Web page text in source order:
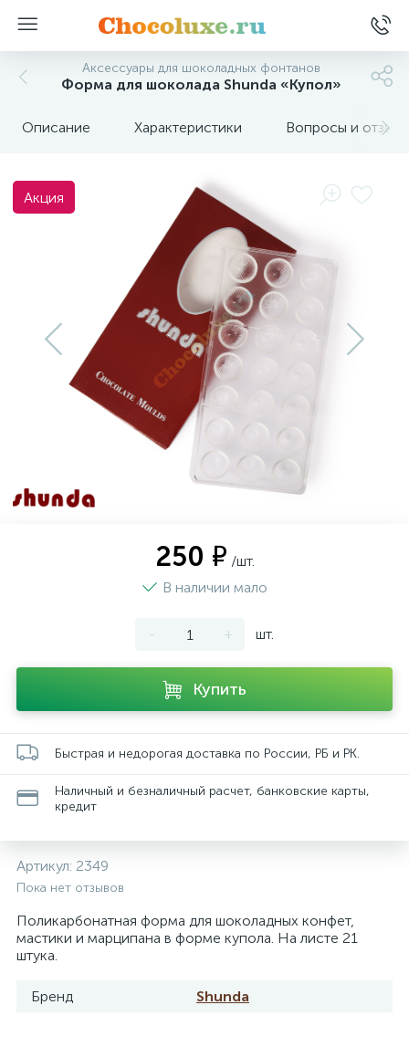
Аксессуары для шоколадных фонтанов
Форма для шоколада Shunda «Купол»
Описание Характеристики Вопросы и отзывы
Акция
250 ₽ /шт.
В наличии мало
- + шт.
Купить
Быстрая и недорогая доставка по России, РБ и РК.
Наличный и безналичный расчет, банковские карты,
кредит
Артикул: 2349
Пока нет отзывов
Поликарбонатная форма для шоколадных конфет,
мастики и марципана в форме купола. На листе 21
штука.
Бренд Shunda